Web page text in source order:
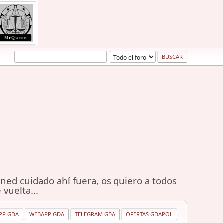
cuidado ahí fuera, os quiero a todos
vuelta...
GDA WEBAPP GDA TELEGRAM GDA OFERTAS GDAPOL